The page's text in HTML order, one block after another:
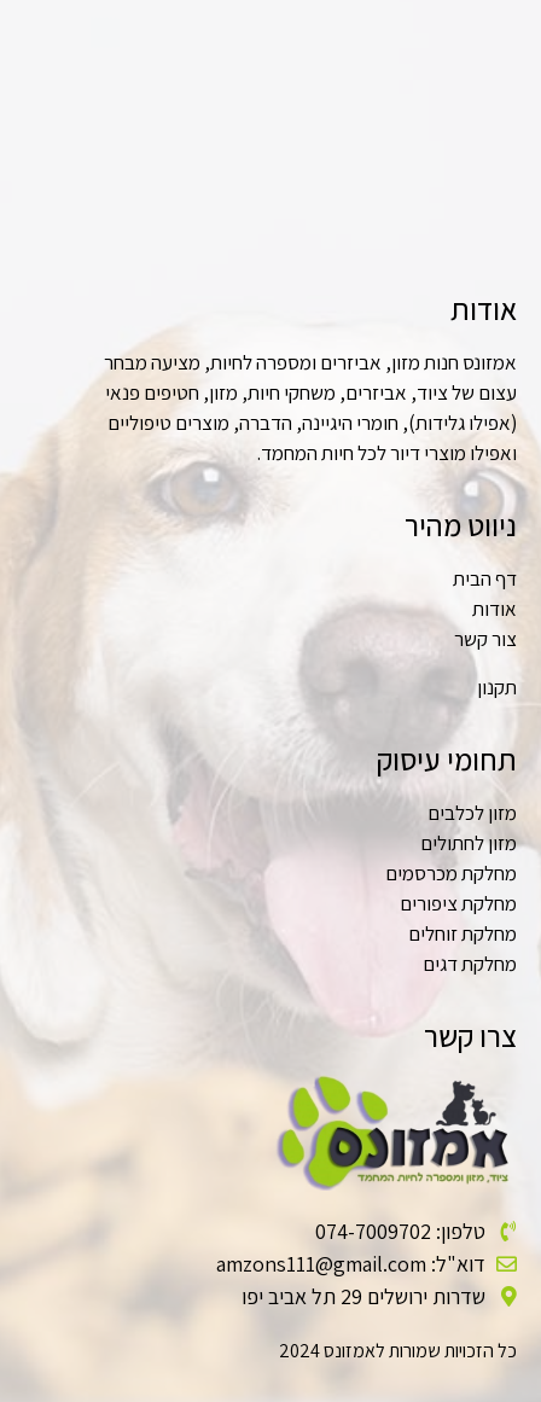
אודות
אמזונס חנות מזון, אביזרים ומספרה לחיות, מציעה מבחר
עצום של ציוד, אביזרים, משחקי חיות, מזון, חטיפים פנאי
(אפילו גלידות), חומרי היגיינה, הדברה, מוצרים טיפוליים
ואפילו מוצרי דיור לכל חיות המחמד.
ניווט מהיר
דף הבית
אודות
צור קשר
תקנון
תחומי עיסוק
מזון לכלבים
מזון לחתולים
מחלקת מכרסמים
מחלקת ציפורים
מחלקת זוחלים
מחלקת דגים
צרו קשר
טלפון: 074-7009702
דוא"ל: amzons111@gmail.com
שדרות ירושלים 29 תל אביב יפו
כל הזכויות שמורות לאמזונס 2024